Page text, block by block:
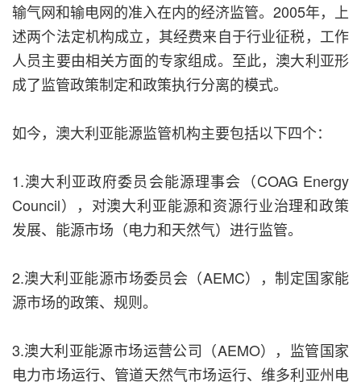
输气网和输电网的准入在内的经济监管。2005年，上
述两个法定机构成立，其经费来自于行业征税，工作
人员主要由相关方面的专家组成。至此，澳大利亚形
成了监管政策制定和政策执行分离的模式。
如今，澳大利亚能源监管机构主要包括以下四个：
1.澳大利亚政府委员会能源理事会（COAG Energy
Council），对澳大利亚能源和资源行业治理和政策
发展、能源市场（电力和天然气）进行监管。
2.澳大利亚能源市场委员会（AEMC），制定国家能
源市场的政策、规则。
3.澳大利亚能源市场运营公司（AEMO），监管国家
电力市场运行、管道天然气市场运行、维多利亚州电